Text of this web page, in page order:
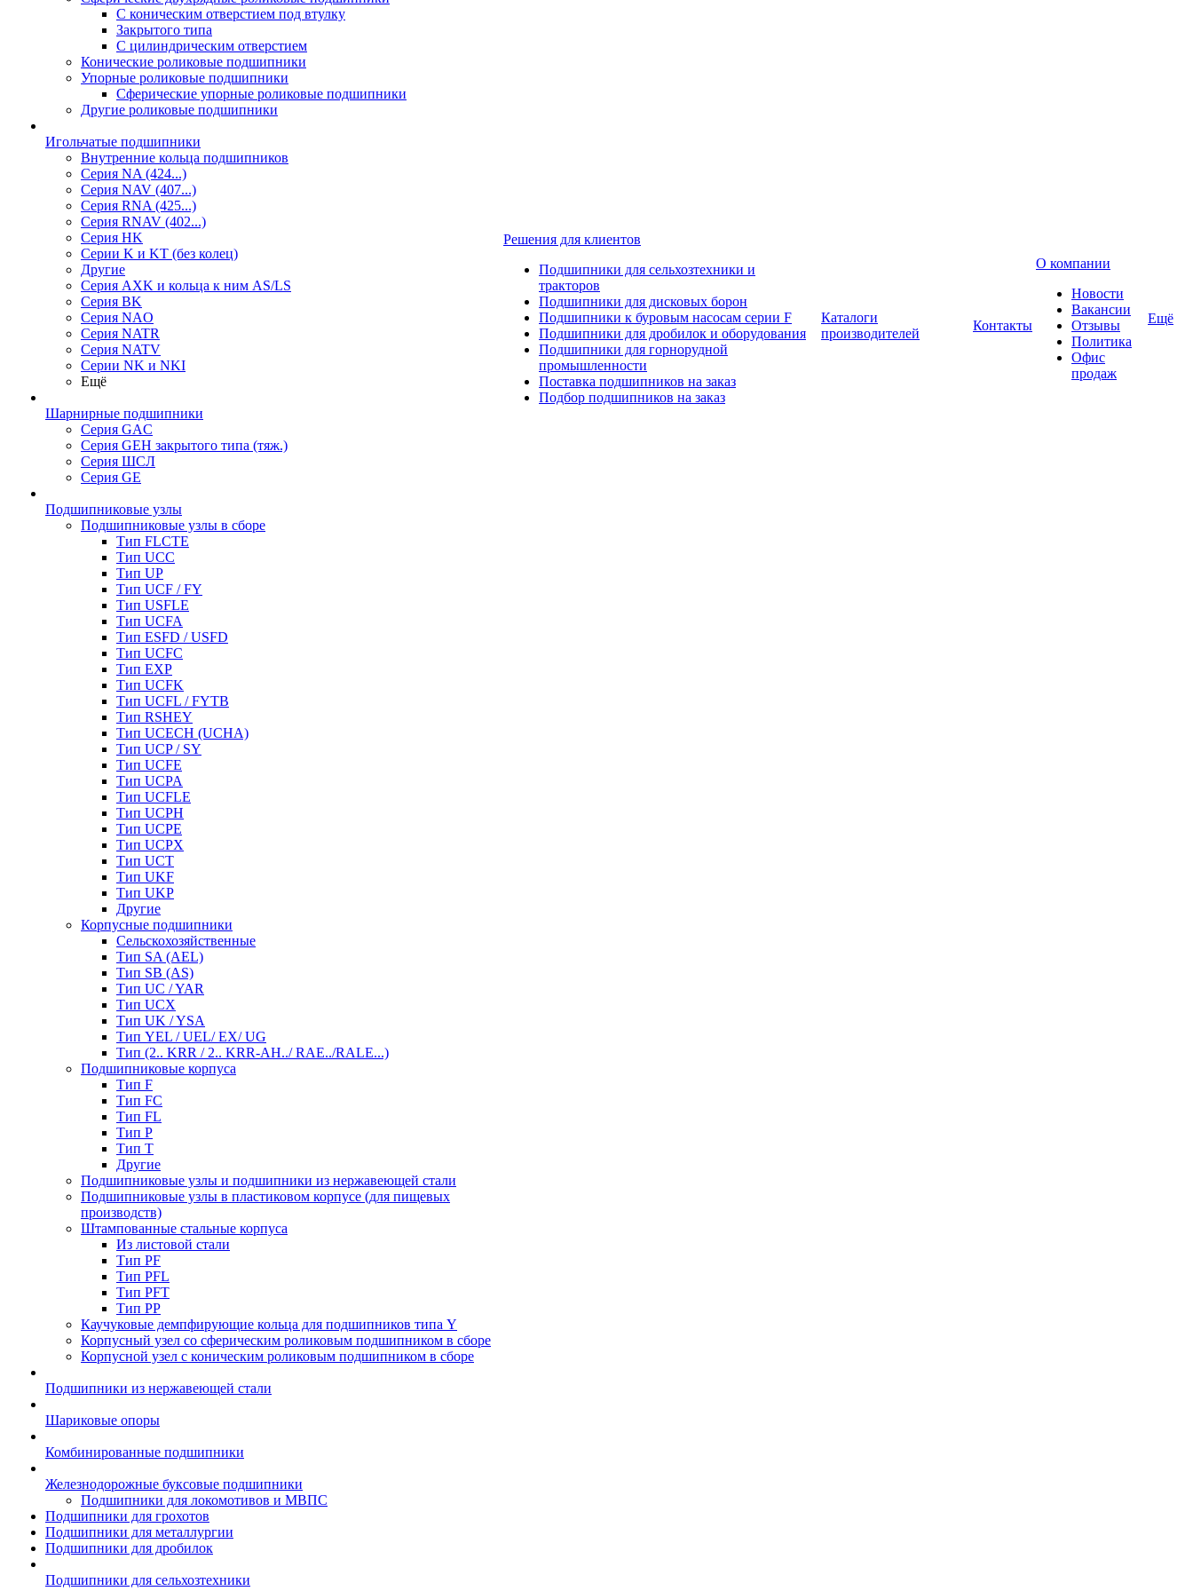
С коническим отверстием под втулку
Закрытого типа
С цилиндрическим отверстием
Конические роликовые подшипники
Упорные роликовые подшипники
Сферические упорные роликовые подшипники
Другие роликовые подшипники
Игольчатые подшипники
Внутренние кольца подшипников
Серия NA (424...)
Серия NAV (407...)
Серия RNA (425...)
Серия RNAV (402...)
Серия HK
Серии K и KT (без колец)
Другие
Серия AXK и кольца к ним AS/LS
Серия BK
Серия NAO
Серия NATR
Серия NATV
Серии NK и NKI
Ещё
Шарнирные подшипники
Серия GAC
Серия GEH закрытого типа (тяж.)
Серия ШСЛ
Серия GE
Подшипниковые узлы
Подшипниковые узлы в сборе
Тип FLCTE
Тип UCC
Тип UP
Тип UCF / FY
Тип USFLE
Тип UCFA
Тип ESFD / USFD
Тип UCFC
Тип EXP
Тип UCFK
Тип UCFL / FYTB
Тип RSHEY
Тип UCECH (UCHA)
Тип UCP / SY
Тип UCFE
Тип UCPA
Тип UCFLE
Тип UCPH
Тип UCPE
Тип UCPX
Тип UCT
Тип UKF
Тип UKP
Другие
Корпусные подшипники
Сельскохозяйственные
Тип SA (AEL)
Тип SB (AS)
Тип UC / YAR
Тип UCX
Тип UK / YSA
Тип YEL / UEL/ EX/ UG
Тип (2.. KRR / 2.. KRR-AH../ RAE../RALE...)
Подшипниковые корпуса
Тип F
Тип FC
Тип FL
Тип P
Тип T
Другие
Подшипниковые узлы и подшипники из нержавеющей стали
Подшипниковые узлы в пластиковом корпусе (для пищевых
производств)
Штампованные стальные корпуса
Из листовой стали
Тип PF
Тип PFL
Тип PFT
Тип PP
Каучуковые демпфирующие кольца для подшипников типа Y
Корпусный узел со сферическим роликовым подшипником в сборе
Корпусной узел с коническим роликовым подшипником в сборе
Подшипники из нержавеющей стали
Шариковые опоры
Комбинированные подшипники
Железнодорожные буксовые подшипники
Подшипники для локомотивов и МВПС
Подшипники для грохотов
Подшипники для металлургии
Подшипники для дробилок
Подшипники для сельхозтехники
Решения для клиентов
Подшипники для сельхозтехники и
тракторов
Подшипники для дисковых борон
Подшипники к буровым насосам серии F
Подшипники для дробилок и оборудования
Подшипники для горнорудной
промышленности
Поставка подшипников на заказ
Подбор подшипников на заказ
Каталоги
производителей
Контакты
О компании
Новости
Вакансии
Отзывы
Политика
Офис
продаж
Ещё